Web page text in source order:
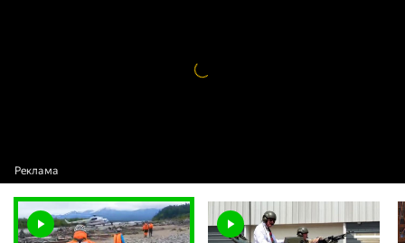
Видео
проигрыватель